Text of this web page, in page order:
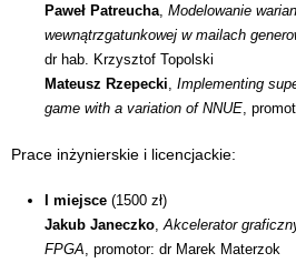
Paweł Patreucha Modelowanie
wewnątrzgatunkowej w mailach
dr hab. Krzysztof Topolski
Mateusz Rzepecki Implementing
game with a variation of NNUE ,
Prace inżynierskie i licencjackie:
I miejsce (1500 zł)
Jakub Janeczko Akcelerator
FPGA , promotor: dr Marek Materzok